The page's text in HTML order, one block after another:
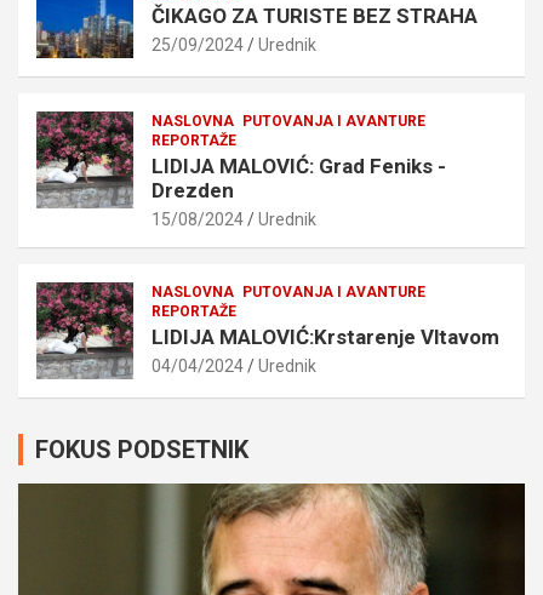
ČIKAGO ZA TURISTE BEZ STRAHA
25/09/2024 Urednik
NASLOVNA
PUTOVANJA I AVANTURE
REPORTAŽE
LIDIJA MALOVIĆ: Grad Feniks -
Drezden
15/08/2024 Urednik
NASLOVNA
PUTOVANJA I AVANTURE
REPORTAŽE
LIDIJA MALOVIĆ:Krstarenje Vltavom
04/04/2024 Urednik
FOKUS PODSETNIK